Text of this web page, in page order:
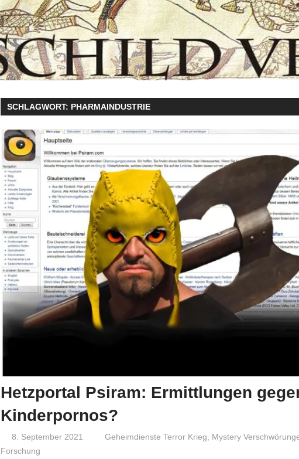
SCHLAGWORT: PHARMAINDUSTRIE
Hetzportal Psiram: Ermittlungen
Kinderpornos?
8. September 2021 Niki Vogt
Geheimdienste Terror Krieg Mystery
Forschung